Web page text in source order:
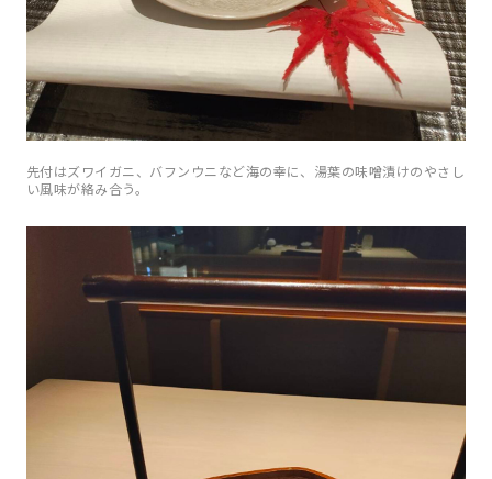
先付はズワイガニ、バフンウニなど海の幸に、湯葉の味噌漬けのやさし
い風味が絡み合う。